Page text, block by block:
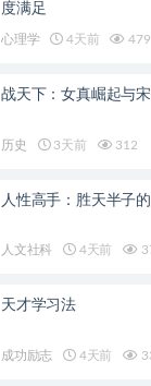
度满足
心理学 4天前 479
战天下：女真崛起与
历史 3天前 312
人性高手：胜天半子
人文社科 4天前
天才学习法
成功励志 4天前